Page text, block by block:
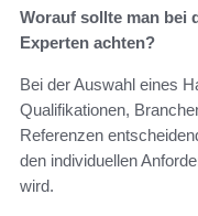
Worauf sollte man bei
Experten achten?
Bei der Auswahl eines
Qualifikationen,
Referenzen
den individuellen
wird.